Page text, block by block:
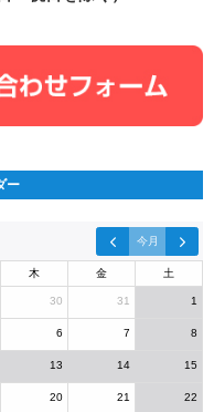
ー
今月
木 金 土
30 31 1
6 7 8
13 14 15
20 21 22